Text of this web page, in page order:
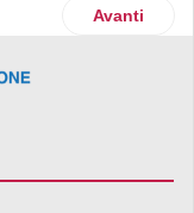
il valore delle oasi
Articolo
Avanti